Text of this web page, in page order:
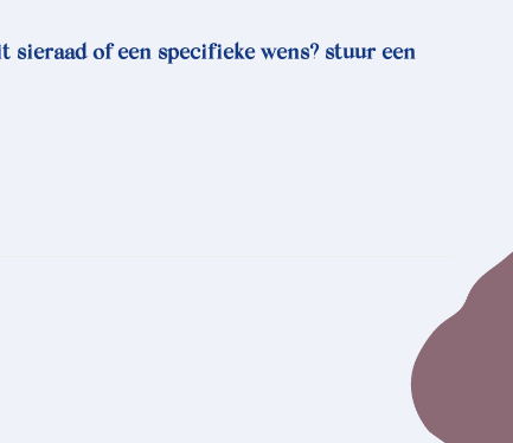
sieraad of een specifieke wens? stuur een